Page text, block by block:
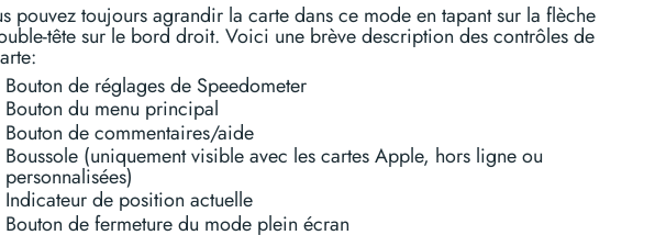
pouvez toujours agrandir la carte dans ce mode en tapant sur la flèche
tête sur le bord droit. Voici une brève description des contrôles de
Bouton de réglages de Speedometer
Bouton du menu principal
Bouton de commentaires/aide
Boussole (uniquement visible avec les cartes Apple, hors ligne ou
personnalisées)
Indicateur de position actuelle
Bouton de fermeture du mode plein écran